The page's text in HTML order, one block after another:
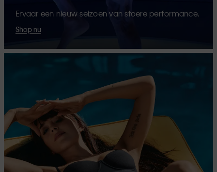
Ervaar een nieuw seizoen van stoere performance.
Shop nu